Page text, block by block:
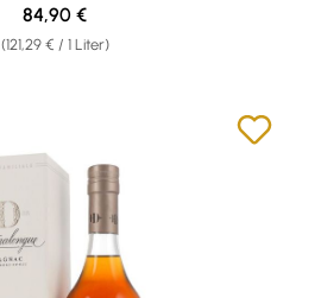
(121,29 € / 1 Liter)
Regulärer Preis:
84,90 €